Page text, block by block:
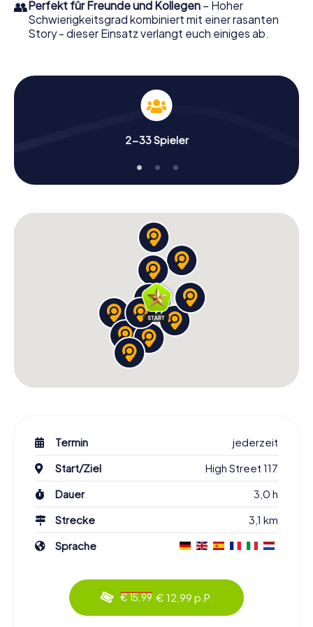
👥Perfekt für Freunde und Kollegen – Hoher
Schwierigkeitsgrad kombiniert mit einer rasanten
Story - dieser Einsatz verlangt euch einiges ab.
2-33 Spieler
Termin
jederzeit
Start/Ziel
High Street 117
Dauer
3,0 h
Strecke
3,1 km
Sprache
€ 15,99 € 12,99 p.P.